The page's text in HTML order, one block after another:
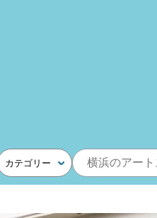
カテゴリー